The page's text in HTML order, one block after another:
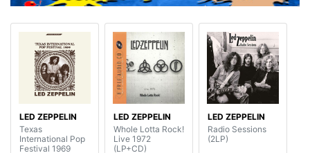
LED ZEPPELIN
Texas
International Pop
Festival 1969
LED ZEPPELIN
Whole Lotta Rock!
Live 1972
(LP+CD)
LED ZEPPELIN
Radio Sessions
(2LP)